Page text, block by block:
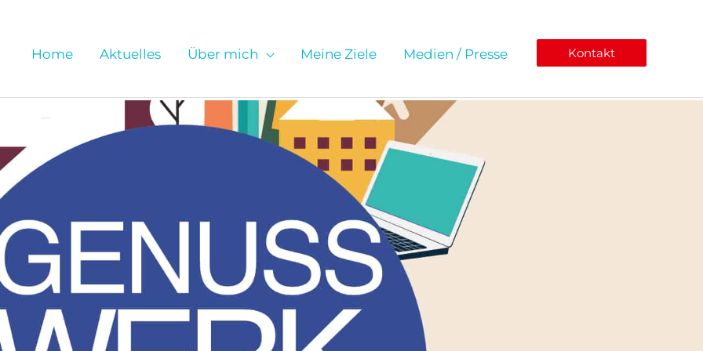
Home Aktuelles Über mich Meine Ziele Medien / Presse Kontakt